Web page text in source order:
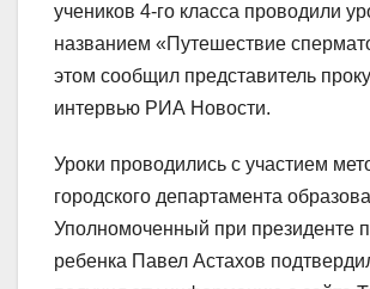
учеников 4-го класса проводили
названием «Путешествие
этом сообщил представитель
интервью РИА Новости.
Уроки проводились с участием
городского департамента
Уполномоченный при президенте
ребенка Павел Астахов